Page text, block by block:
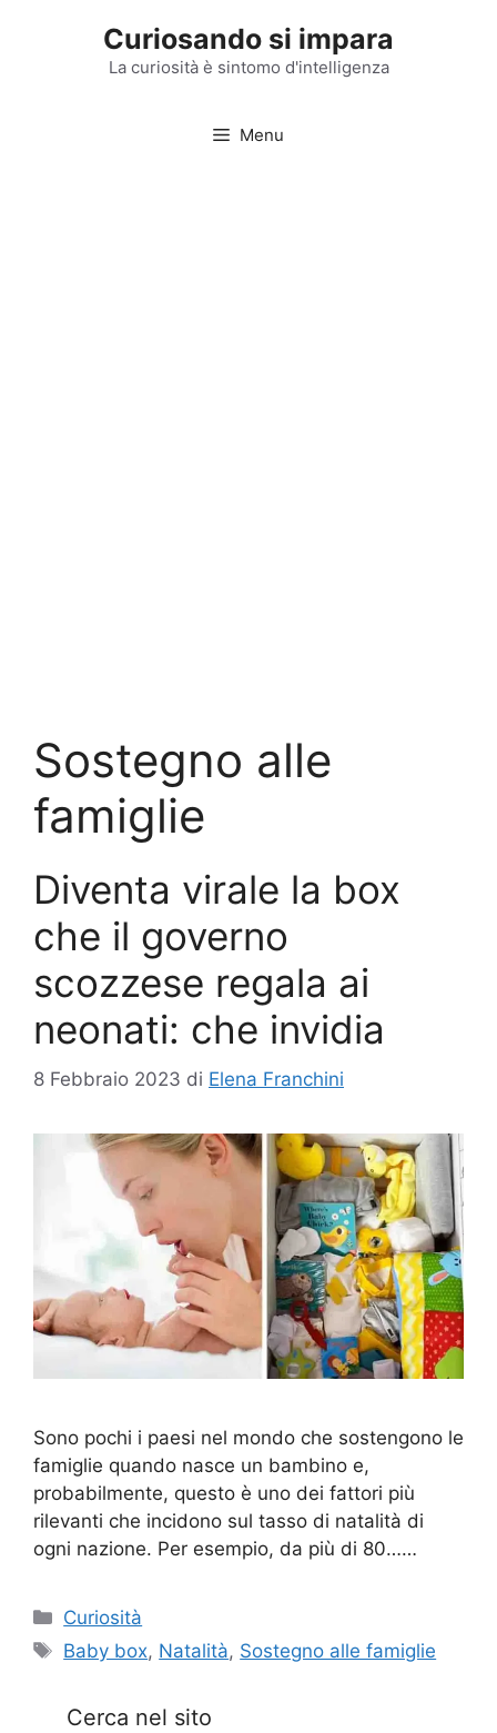
Curiosando si impara
La curiosità è sintomo d'intelligenza
Menu
Sostegno alle
famiglie
Diventa virale la box
che il governo
scozzese regala ai
neonati: che invidia
8 Febbraio 2023 di Elena Franchini
Sono pochi i paesi nel mondo che sostengono le
famiglie quando nasce un bambino e,
probabilmente, questo è uno dei fattori più
rilevanti che incidono sul tasso di natalità di
ogni nazione. Per esempio, da più di 80……
Categorie
Curiosità
Tag
Baby box, Natalità, Sostegno alle famiglie
Cerca nel sito